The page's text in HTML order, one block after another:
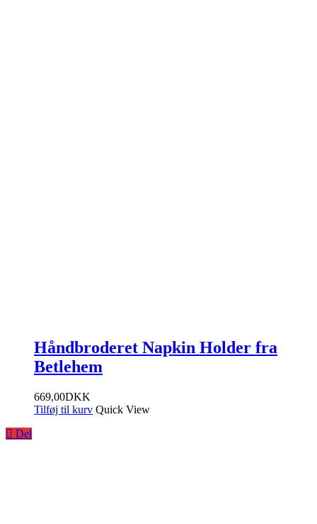
Håndbroderet Napkin Holder fra
Betlehem
669,00DKK
Tilføj til kurv Quick View
Del